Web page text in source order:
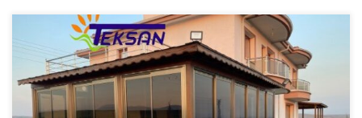
Avcılar Cam balkon sistemleri, balkon veya terasları dış
etkenlerden koruyan, ısı ve ses yalıtımı sağlayan, yaşam alanınızı
daha konforlu hale getiren katlanır/kayar cam sistemleridir. Ayrı ayrı